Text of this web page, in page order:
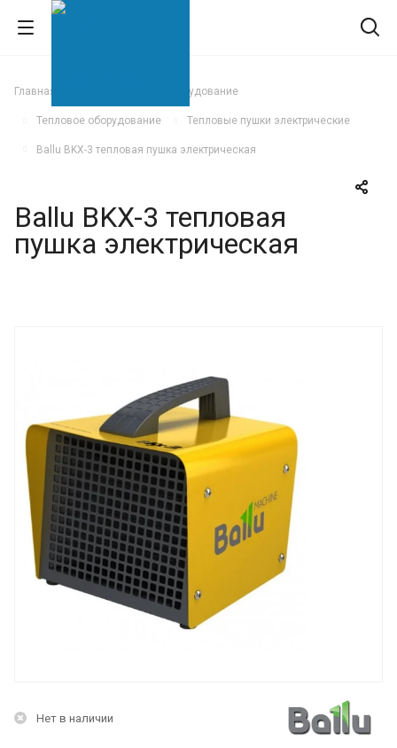
Главная Климатическое оборудование
Тепловое оборудование Тепловые пушки электрические
Ballu BKX-3 тепловая пушка электрическая
Ballu BKX-3 тепловая
пушка электрическая
Нет в наличии